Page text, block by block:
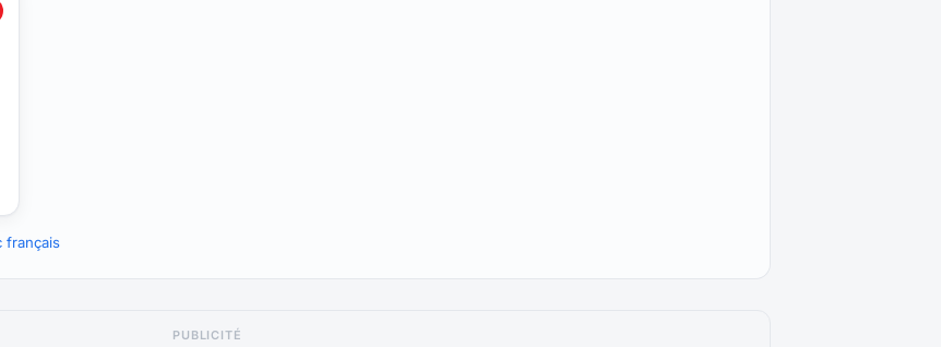
français
PUBLICITÉ